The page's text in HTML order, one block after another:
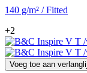
140 g/m² / Fitted
+2
Voeg toe aan